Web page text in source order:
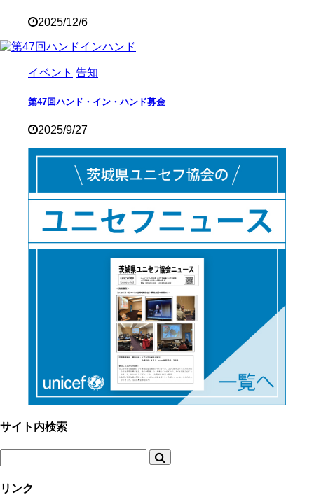
2025/12/6
イベント 告知
第47回ハンド・イン・ハンド募金
2025/9/27
サイト内検索
リンク